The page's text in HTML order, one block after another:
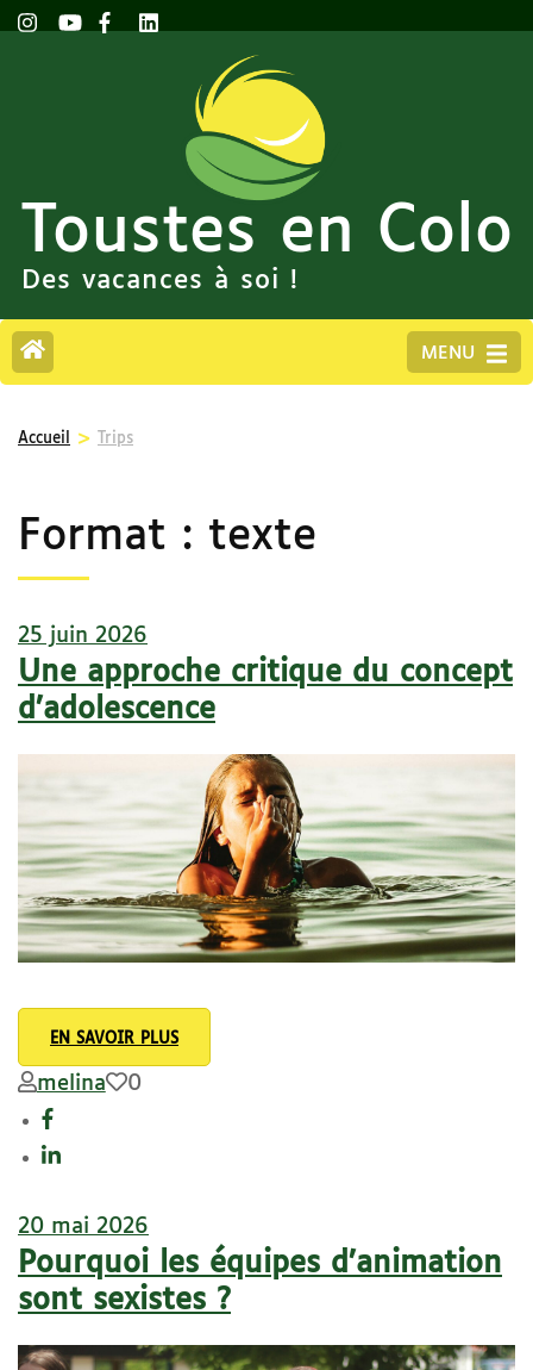
Toustes en Colo
Des vacances à soi !
MENU
Accueil > Trips
Format : texte
25 juin 2026
Une approche critique du concept
d’adolescence
EN SAVOIR PLUS
melina 0
20 mai 2026
Pourquoi les équipes d’animation
sont sexistes ?